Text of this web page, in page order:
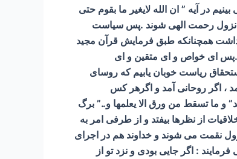
در آیه ” ان الله لایغیر ما بقوم حتی
نزول رحمت الهی شوند .پس سیاست
داشت همچنانکه طبق فرمایش قرآن مجید
شدند.پس ای خواص و ای متقین و ای
ریاست خوبان یابیم که روسای
، اگر روحانی آمد و اگرهر کس
و ما تسقط من ورق الا یعلمها و..” برگ
از نظرها بیفتد و از طرفی امر به
نقمت می شوند و خداوند هم در اجرای
: اگر جایی بودی و نزد تو از